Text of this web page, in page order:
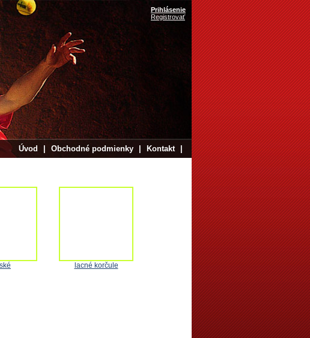
Prihlásenie
Registrovať
Úvod Obchodné podmienky Kontakt
lacné korčule